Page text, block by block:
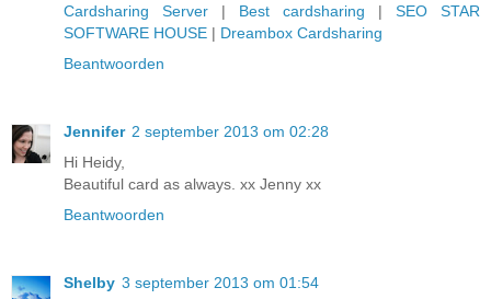
Cardsharing Server | Best cardsharing | SEO STAR
SOFTWARE HOUSE | Dreambox Cardsharing
Beantwoorden
Jennifer 2 september 2013 om 02:28
Hi Heidy,
Beautiful card as always. xx Jenny xx
Beantwoorden
Shelby 3 september 2013 om 01:54